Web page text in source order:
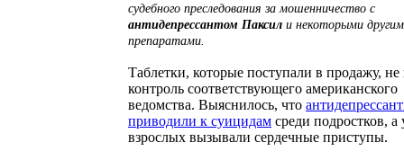
судебного преследования за мошенничество с
антидепрессантом Паксил и некоторыми
препаратами.
Таблетки, которые поступали в продажу,
контроль соответствующего американского
ведомства. Выяснилось, что
приводили к суицидам среди подростков, а
взрослых вызывали сердечные приступы.